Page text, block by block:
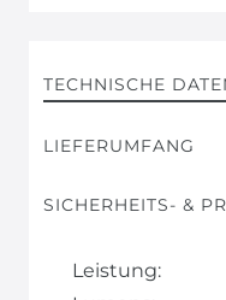
TECHNISCHE
LIEFERUMFANG
SICHERHEITS- &
Leistung: